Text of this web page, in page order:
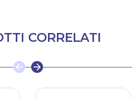
CORRELATI